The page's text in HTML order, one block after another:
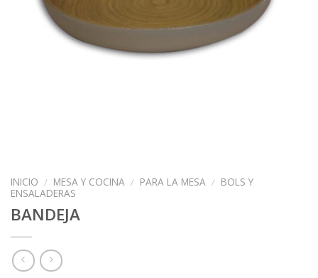
INICIO / MESA Y COCINA / PARA LA MESA / BOLS Y
ENSALADERAS
BANDEJA